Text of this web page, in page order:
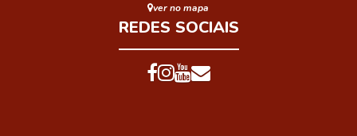
ver no mapa
REDES SOCIAIS